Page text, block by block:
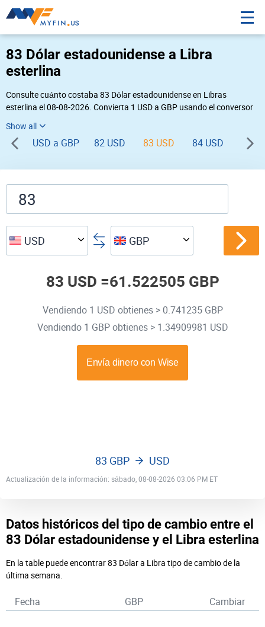
83 Dólar estadounidense a Libra
esterlina
Consulte cuánto costaba 83 Dólar estadounidense en Libras
esterlina el 08-08-2026. Convierta 1 USD a GBP usando el conversor
vaya a «GBP USD
USD a GBP 82 USD 83 USD 84 USD 85
USD GBP
83 USD =61.522505 GBP
Vendiendo 1 USD obtienes > 0.741235 GBP
Vendiendo 1 GBP obtienes > 1.34909981 USD
Actualización de la información: sábado, 08-08-2026 03:06 PM ET
83 GBP USD
Datos históricos del tipo de cambio entre el
83 Dólar estadounidense y el Libra esterlina
En la table puede encontrar 83 Dólar a Libra tipo de cambio de la
última semana.
Fecha GBP Cambiar